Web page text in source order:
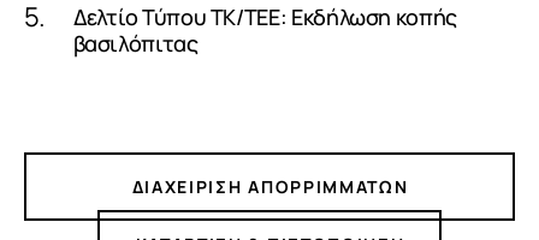
Δελτίο Τύπου ΤΚ/ΤΕΕ: Εκδήλωση κοπής
βασιλόπιτας
ΔΙΑΧΕΙΡΙΣΗ ΑΠΟΡΡΙΜΜΑΤΩΝ